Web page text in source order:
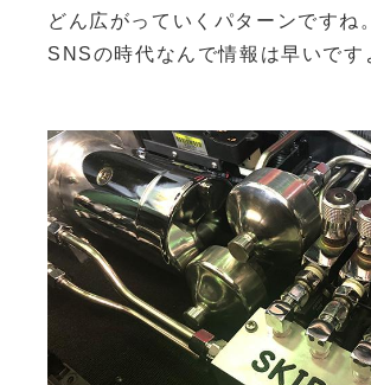
どん広がっていくパターンですね
SNSの時代なんで情報は早いです